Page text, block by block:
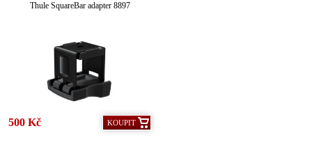
Thule SquareBar adapter 8897
500 Kč KOUPIT